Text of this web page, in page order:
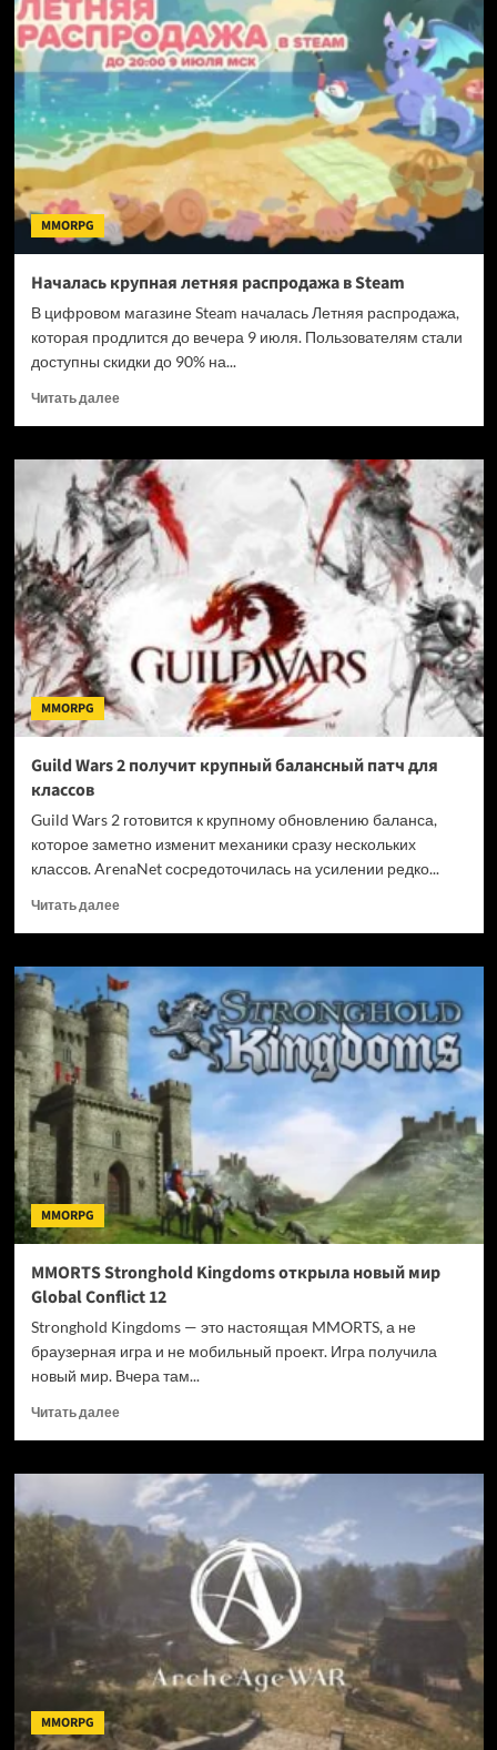
и
первый
аргентинский
штурмовик
обновлении
для
War
Thunder
MMORPG
Началась крупная летняя распродажа в Steam
В цифровом магазине Steam началась Летняя распродажа,
которая продлится до вечера 9 июля. Пользователям стали
доступны скидки до 90% на...
Читать далееПрочитать
Началась
крупная
летняя
распродажа
в
Steam
MMORPG
Guild Wars 2 получит крупный балансный патч для
классов
Guild Wars 2 готовится к крупному обновлению баланса,
которое заметно изменит механики сразу нескольких
классов. ArenaNet сосредоточилась на усилении редко...
Читать далееПрочитать
Guild
Wars
2
получит
крупный
балансный
патч
для
классов
MMORPG
MMORTS Stronghold Kingdoms открыла новый мир
Global Conflict 12
Stronghold Kingdoms — это настоящая MMORTS, а не
браузерная игра и не мобильный проект. Игра получила
новый мир. Вчера там...
Читать далееПрочитать
MMORTS
Stronghold
Kingdoms
открыла
новый
MMORPG